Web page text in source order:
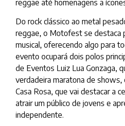
reggae até homenagens a
Do rock clássico ao metal
reggae, o Motofest se destaca
musical, oferecendo algo para
evento ocupará dois polos
de Eventos Luiz Lua Gonzaga,
verdadeira maratona de shows,
Casa Rosa, que vai destacar a
atrair um público de jovens e
independente.